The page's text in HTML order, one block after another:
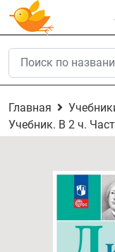
Главная
Учебник. В 2 ч.